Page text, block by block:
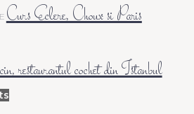
Curs Eclere, Choux si Paris
restaurantul cochet din Istanbul